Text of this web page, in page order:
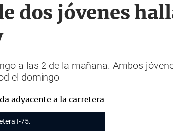
dos jóvenes
a las 2 de la mañana. Ambos
el domingo
I-75.